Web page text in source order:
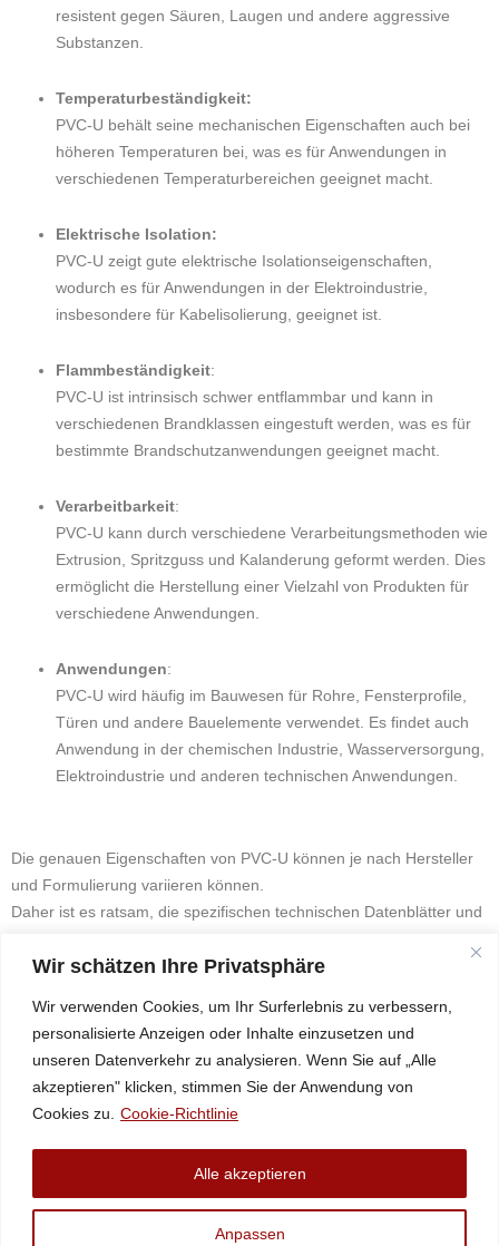
Wir schätzen Ihre Privatsphäre
Wir verwenden Cookies, um Ihr Surferlebnis zu verbessern,
personalisierte Anzeigen oder Inhalte einzusetzen und
unseren Datenverkehr zu analysieren. Wenn Sie auf „Alle
akzeptieren" klicken, stimmen Sie der Anwendung von
Cookies zu.
Cookie-Richtlinie
Anpassen
Alle akzeptieren
resistent gegen Säuren, Laugen und andere aggressive
Substanzen.
Temperaturbeständigkeit:
PVC-U behält seine mechanischen Eigenschaften auch bei
höheren Temperaturen bei, was es für Anwendungen in
verschiedenen Temperaturbereichen geeignet macht.
Elektrische Isolation:
PVC-U zeigt gute elektrische Isolationseigenschaften,
wodurch es für Anwendungen in der Elektroindustrie,
insbesondere für Kabelisolierung, geeignet ist.
Flammbeständigkeit:
PVC-U ist intrinsisch schwer entflammbar und kann in
verschiedenen Brandklassen eingestuft werden, was es für
bestimmte Brandschutzanwendungen geeignet macht.
Verarbeitbarkeit:
PVC-U kann durch verschiedene Verarbeitungsmethoden wie
Extrusion, Spritzguss und Kalanderung geformt werden. Dies
ermöglicht die Herstellung einer Vielzahl von Produkten für
verschiedene Anwendungen.
Anwendungen:
PVC-U wird häufig im Bauwesen für Rohre, Fensterprofile,
Türen und andere Bauelemente verwendet. Es findet auch
Anwendung in der chemischen Industrie, Wasserversorgung,
Elektroindustrie und anderen technischen Anwendungen.
Die genauen Eigenschaften von PVC-U können je nach Hersteller
und Formulierung variieren können.
Daher ist es ratsam, die spezifischen technischen Datenblätter und
eine bestimmte Anwendung zu wählen.
+43 (2758) 34994
moc.scitsalpuka
@eciffo
Ahlborn Kunststoffe – Informationspflicht Lt. § 5 Abs. 1 E-